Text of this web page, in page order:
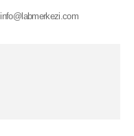
info@labmerkezi.com